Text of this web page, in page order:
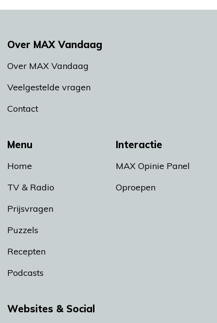
Menu
Home
TV & Radio
Prijsvragen
Puzzels
Recepten
Podcasts
Interactie
MAX Opinie Panel
Oproepen
Over MAX Vandaag
Over MAX Vandaag
Veelgestelde vragen
Contact
Websites & Social